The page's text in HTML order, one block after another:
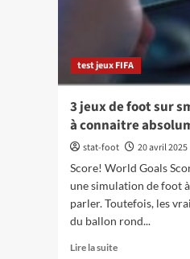
test jeux FIFA
3 jeux de foot sur
à connaitre
stat-foot
20 avril 2025
Score! World Goals
une simulation de foot
parler. Toutefois, les
du ballon rond...
Lire la suiteEn